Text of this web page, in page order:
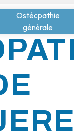
Ostéopathie
générale